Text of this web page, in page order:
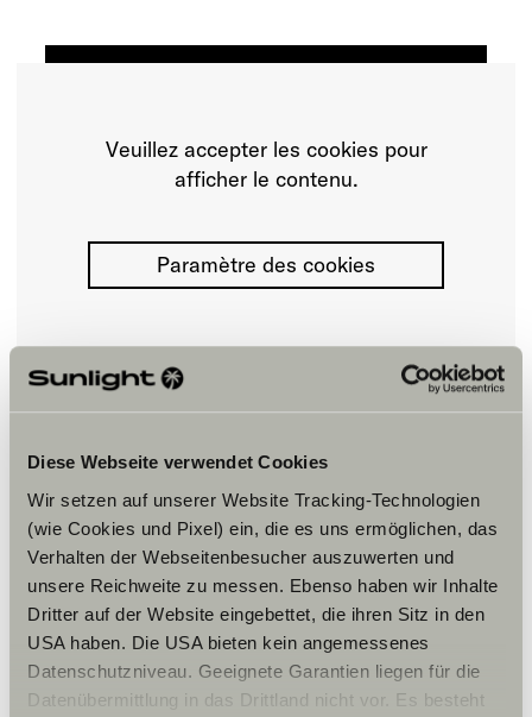
Diese Webseite verwendet Cookies
Wir setzen auf unserer Website Tracking-Technologien
(wie Cookies und Pixel) ein, die es uns ermöglichen, das
Verhalten der Webseitenbesucher auszuwerten und
unsere Reichweite zu messen. Ebenso haben wir Inhalte
Dritter auf der Website eingebettet, die ihren Sitz in den
USA haben. Die USA bieten kein angemessenes
Datenschutzniveau. Geeignete Garantien liegen für die
Datenübermittlung in das Drittland nicht vor. Es besteht
Horaires d'ouverture
FAHRZEUGVERKAUF
Dienstag – Freitag:
09:30-12:00
13:30-18:00 Uhr
Samstag:
09:30 – 16:00 Uhr
WERKSTATT/KUNDENDIENST
Veuillez accepter les cookies pour
afficher le contenu.
Paramètre des cookies